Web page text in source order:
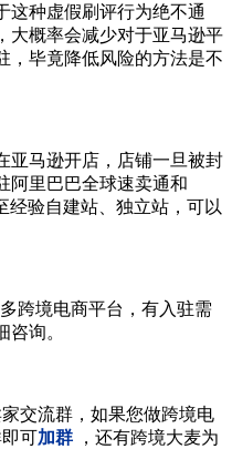
这种虚假刷评行为绝不通
大概率会减少对于亚马逊平
，毕竟降低风险的方法是不
亚马逊开店，店铺一旦被封
阿里巴巴全球速卖通和
经验自建站、独立站，可以
跨境电商平台，有入驻需
询。
交流群，如果您做跨境电
可加群
，还有跨境大麦为